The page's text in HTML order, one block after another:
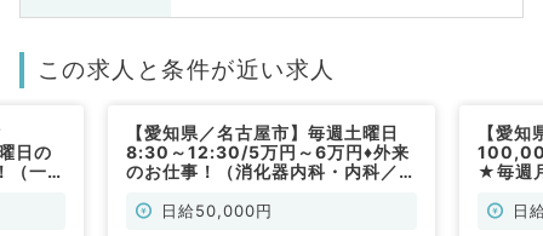
この求人と条件が近い求人
日の
（一般
【愛知県／名古屋市】毎週土曜日
8:30～12:30/5万円～6万円♦外来
のお仕事！（消化器内科・内科／非
日給50,000円
【愛
★毎週
ださ日